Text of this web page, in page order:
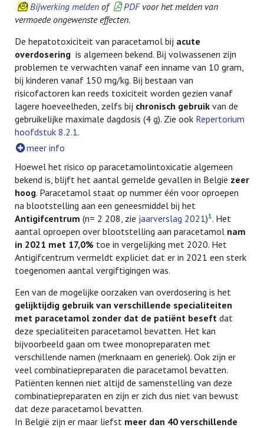
Bijwerking melden of PDFvoor het melden van
vermoede ongewenste effecten.
De hepatotoxiciteit van paracetamol bij acute
overdosering is algemeen bekend. Bij volwassenen zijn
problemen te verwachten vanaf een inname van 10 gram,
bij kinderen vanaf 150 mg/kg. Bij bestaan van
risicofactoren kan reeds toxiciteit worden gezien vanaf
lagere hoeveelheden, zelfs bij chronisch gebruik van de
gebruikelijke maximale dagdosis (4 g). Zie ook Repertorium
hoofdstuk 8.2.1.
meer info
Hoewel het risico op paracetamolintoxicatie algemeen
bekend is, blijft het aantal gemelde gevallen in België zeer
hoog. Paracetamol staat op nummer één voor oproepen
na blootstelling aan een geneesmiddel bij het
Antigifcentrum (n= 2 208, zie jaarverslag 2021)1. Het
aantal oproepen over blootstelling aan paracetamol nam
in 2021 met 17,0% toe in vergelijking met 2020. Het
Antigifcentrum vermeldt expliciet dat er in 2021 een sterk
toegenomen aantal vergiftigingen was.
Een van de mogelijke oorzaken van overdosering is het
gelijktijdig gebruik van verschillende specialiteiten
met paracetamol zonder dat de patiënt beseft dat
deze specialiteiten paracetamol bevatten. Het kan
bijvoorbeeld gaan om twee monopreparaten met
verschillende namen (merknaam en generiek). Ook zijn er
veel combinatiepreparaten die paracetamol bevatten.
Patiënten kennen niet altijd de samenstelling van deze
combinatiepreparaten en zijn er zich dus niet van bewust
dat deze paracetamol bevatten.
In België zijn er maar liefst meer dan 40 verschillende